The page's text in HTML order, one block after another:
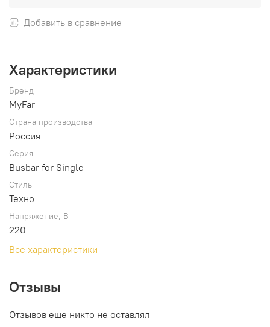
Добавить в сравнение
Характеристики
Бренд
MyFar
Страна производства
Россия
Серия
Busbar for Single
Стиль
Техно
Напряжение, В
220
Все характеристики
Отзывы
Отзывов еще никто не оставлял